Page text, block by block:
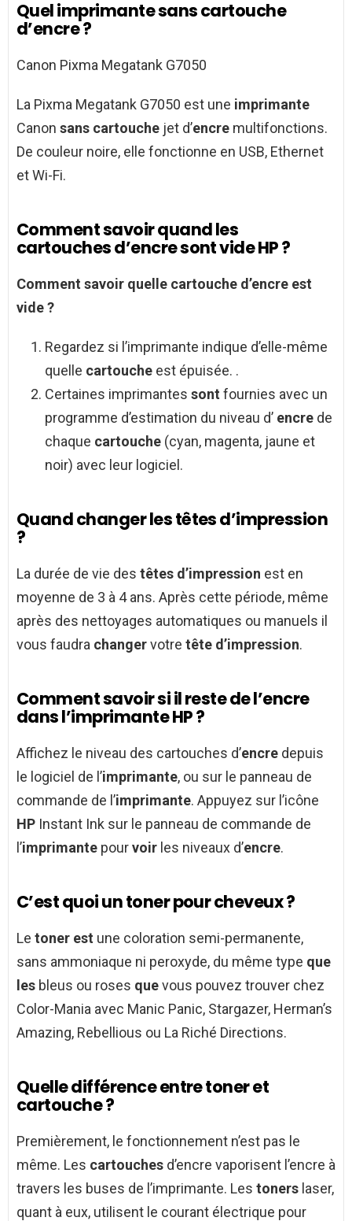
Quel imprimante sans cartouche
d’encre ?
Canon Pixma Megatank G7050
La Pixma Megatank G7050 est une imprimante
Canon sans cartouche jet d’encre multifonctions.
De couleur noire, elle fonctionne en USB, Ethernet
et Wi-Fi.
Comment savoir quand les
cartouches d’encre sont vide HP ?
Comment savoir quelle cartouche d’encre est
vide?
Regardez si l’imprimante indique d’elle-même
quelle cartouche est épuisée. .
Certaines imprimantes sont fournies avec un
programme d’estimation du niveau d’ encre de
chaque cartouche (cyan, magenta, jaune et
noir) avec leur logiciel.
Quand changer les têtes d’impression
?
La durée de vie des têtes d’impression est en
moyenne de 3 à 4 ans. Après cette période, même
après des nettoyages automatiques ou manuels il
vous faudra changervotre tête d’impression.
Comment savoir si il reste de l’encre
dans l’imprimante HP ?
Affichez le niveau des cartouches d’encre depuis
le logiciel de l’imprimante, ou sur le panneau de
commande de l’imprimante. Appuyez sur l’icône
HP Instant Ink sur le panneau de commande de
l’imprimante pourvoir les niveaux d’encre.
C’est quoi un toner pour cheveux ?
Le toner est une coloration semi-permanente,
sans ammoniaque ni peroxyde, du même type que
les bleus ou roses quevous pouvez trouver chez
Color-Mania avec Manic Panic, Stargazer, Herman’s
Amazing, Rebellious ou La Riché Directions.
Quelle différence entre toner et
cartouche ?
Premièrement, le fonctionnement n’est pas le
même. Les cartouches d’encre vaporisent l’encre à
travers les buses de l’imprimante. Les toners laser,
quant à eux, utilisent le courant électrique pour